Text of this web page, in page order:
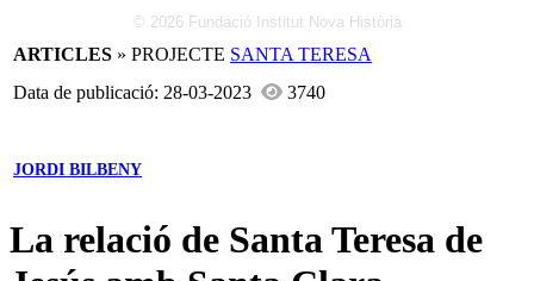
© 2026 Fundació Institut Nova Història
ARTICLES » PROJECTE SANTA TERESA
Data de publicació: 28-03-2023
3740
JORDI BILBENY
La relació de Santa Teresa de